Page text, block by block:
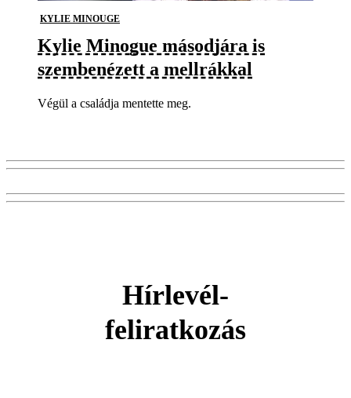
KYLIE MINOUGE
Kylie Minogue másodjára is
szembenézett a mellrákkal
Végül a családja mentette meg.
Hírlevél-
feliratkozás